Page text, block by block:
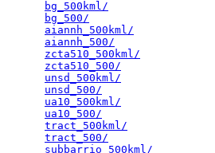
bg_500kml/
bg_500/
aiannh_500kml/
aiannh_500/
zcta510_500kml/
zcta510_500/
unsd_500kml/
unsd_500/
ua10_500kml/
ua10_500/
tract_500kml/
tract_500/
subbarrio_500kml/